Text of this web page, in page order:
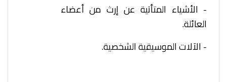
­- الأشياء المتأتية عن إرث من أعضاء
العائلة.
­- الآلات الموسيقية الشخصية.